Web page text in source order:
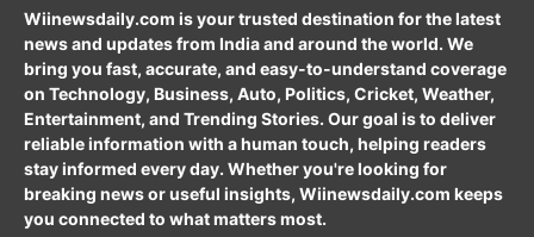
Wiinewsdaily.com is your trusted destination for the latest
news and updates from India and around the world. We
bring you fast, accurate, and easy-to-understand coverage
on Technology, Business, Auto, Politics, Cricket, Weather,
Entertainment, and Trending Stories. Our goal is to deliver
reliable information with a human touch, helping readers
stay informed every day. Whether you're looking for
breaking news or useful insights, Wiinewsdaily.com keeps
you connected to what matters most.